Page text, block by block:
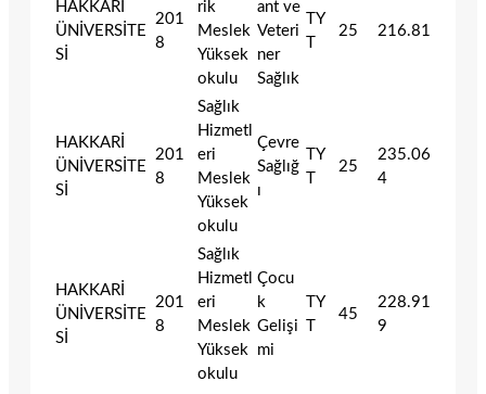
HAKKARİ
ÜNİVERSİTE
Sİ
201
8
rik
Meslek
Yüksek
okulu
ant ve
Veteri
ner
Sağlık
TY
T
25 216.81
HAKKARİ
ÜNİVERSİTE
Sİ
201
8
Sağlık
Hizmetl
eri
Meslek
Yüksek
okulu
Çevre
Sağlığ
ı
TY
T
25
235.06
4
HAKKARİ
ÜNİVERSİTE
Sİ
201
8
Sağlık
Hizmetl
eri
Meslek
Yüksek
okulu
Çocu
k
Gelişi
mi
TY
T
45
228.91
9